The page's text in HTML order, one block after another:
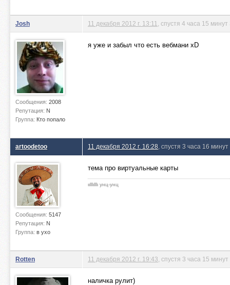
Josh
Сообщения: 2008
Репутация: N
Группа: Кто попало
11 декабря 2012 г. 13:11 , спустя 4 часа 15
я уже и забыл что есть вебмани xD
artoodetoo
Сообщения: 5147
Репутация: N
Группа: в ухо
11 декабря 2012 г. 16:28 , спустя 3 часа 16
тема про виртуальные карты
ιιlllιlllι унц-унц
Rotten 11 декабря 2012 г. 19:43 , спустя 3 часа 15
наличка рулит)